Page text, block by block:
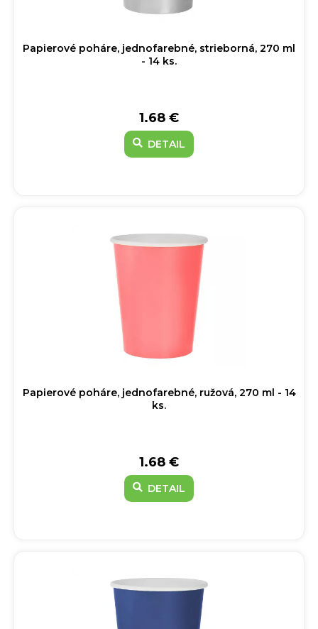
Papierové poháre, jednofarebné, strieborná, 270 ml
- 14 ks.
1.68 €
DETAIL
Papierové poháre, jednofarebné, ružová, 270 ml - 14
ks.
1.68 €
DETAIL